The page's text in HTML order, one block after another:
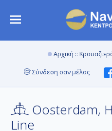
Αρχική ::
Σύνδεση σαν μέλος
Oosterdam,
Line